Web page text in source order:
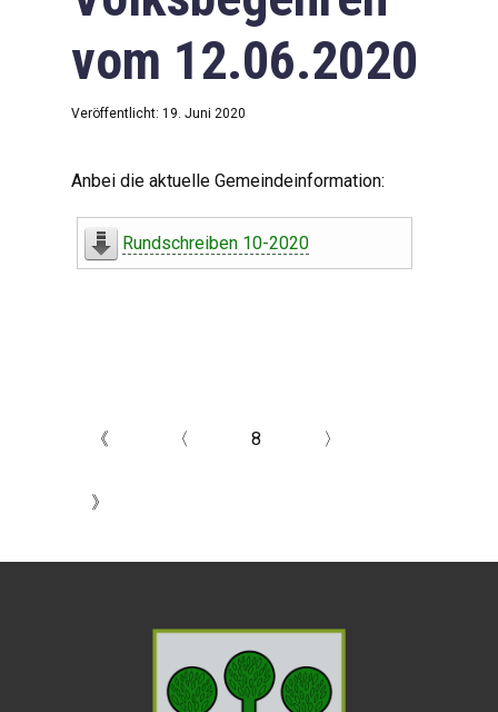
vom 12.06.2020
Veröffentlicht: 19. Juni 2020
Anbei die aktuelle Gemeindeinformation:
Rundschreiben 10-2020
《 〈 8 〉
》